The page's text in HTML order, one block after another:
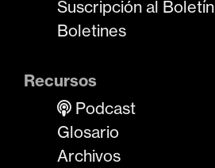
Suscripción al Boletín
Boletines
Recursos
Podcast
Glosario
Archivos